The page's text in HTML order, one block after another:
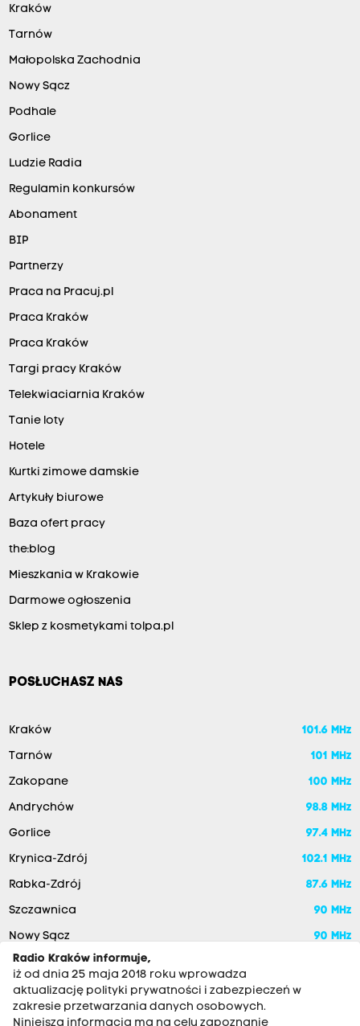
Kraków
Tarnów
Małopolska Zachodnia
Nowy Sącz
Podhale
Gorlice
Ludzie Radia
Regulamin konkursów
Abonament
BIP
Partnerzy
Praca na Pracuj.pl
Praca Kraków
Praca Kraków
Targi pracy Kraków
Telekwiaciarnia Kraków
Tanie loty
Hotele
Kurtki zimowe damskie
Artykuły biurowe
Baza ofert pracy
the:blog
Mieszkania w Krakowie
Darmowe ogłoszenia
Sklep z kosmetykami tolpa.pl
POSŁUCHASZ NAS
Kraków 101.6 MHz
Tarnów 101 MHz
Zakopane 100 MHz
Andrychów 98.8 MHz
Gorlice 97.4 MHz
Krynica-Zdrój 102.1 MHz
Rabka-Zdrój 87.6 MHz
Szczawnica 90 MHz
Nowy Sącz
90 MHz
Radio Kraków informuje,
iż od dnia 25 maja 2018 roku wprowadza
aktualizację polityki prywatności i zabezpieczeń w
zakresie przetwarzania danych osobowych.
Niniejsza informacja ma na celu zapoznanie